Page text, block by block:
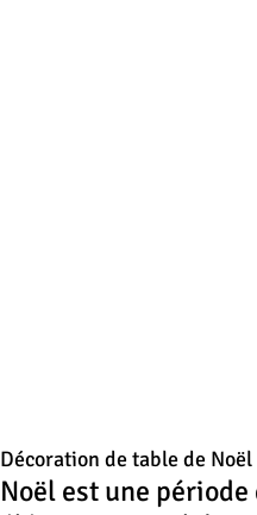
Décoration de table de Noël
Noël est une